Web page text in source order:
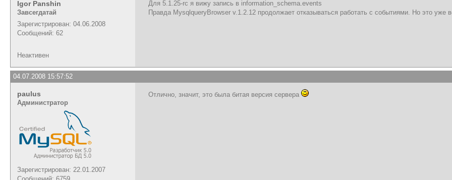
Igor Panshin
Завсегдатай
Зарегистрирован: 04.06.2008
Сообщений: 62
Для 5.1.25-rc я вижу запись в information_schema.events
Правда MysqlqueryBrowser v.1.2.12 продолжает отказываться работать с событиями. Но это уже
Неактивен
04.07.2008 15:57:52
paulus
Администратор
Зарегистрирован: 22.01.2007
Отлично, значит, это была битая версия сервера